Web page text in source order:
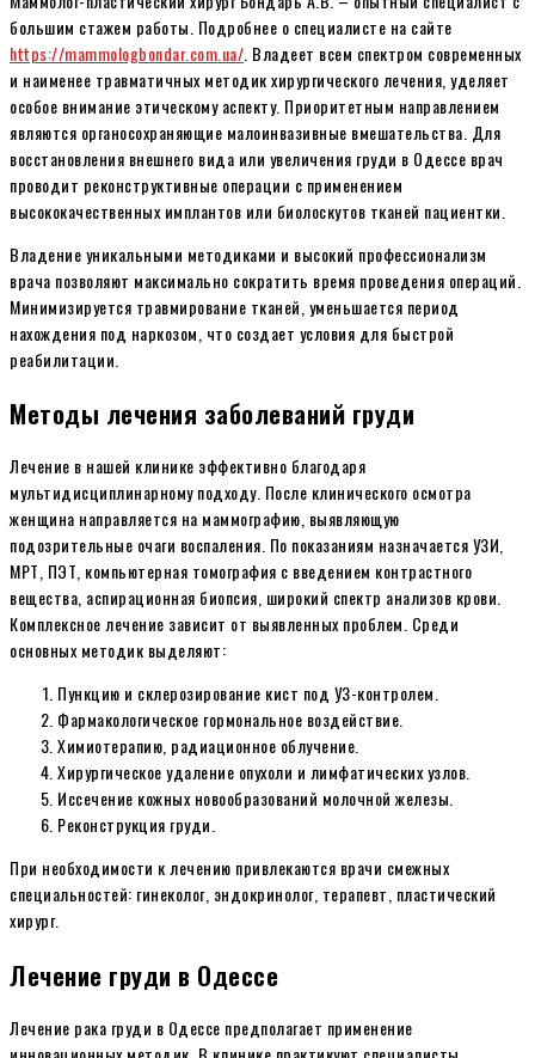
большим стажем работы. Подробнее о специалисте на сайте
https://mammologbondar.com.ua/ . Владеет всем спектром современных
и наименее травматичных методик хирургического лечения, уделяет
особое внимание этическому аспекту. Приоритетным направлением
являются органосохраняющие малоинвазивные вмешательства. Для
восстановления внешнего вида или увеличения груди в Одессе врач
проводит реконструктивные операции с применением
высококачественных имплантов или биолоскутов тканей пациентки.
Владение уникальными методиками и высокий профессионализм
врача позволяют максимально сократить время проведения операций.
Минимизируется травмирование тканей, уменьшается период
нахождения под наркозом, что создает условия для быстрой
реабилитации.
Методы лечения заболеваний груди
Лечение в нашей клинике эффективно благодаря
мультидисциплинарному подходу. После клинического осмотра
женщина направляется на маммографию, выявляющую
подозрительные очаги воспаления. По показаниям назначается УЗИ,
МРТ, ПЭТ, компьютерная томография с введением контрастного
вещества, аспирационная биопсия, широкий спектр анализов крови.
Комплексное лечение зависит от выявленных проблем. Среди
основных методик выделяют:
Пункцию и склерозирование кист под УЗ-контролем.
Фармакологическое гормональное воздействие.
Химиотерапию, радиационное облучение.
Хирургическое удаление опухоли и лимфатических узлов.
Иссечение кожных новообразований молочной железы.
Реконструкция груди.
При необходимости к лечению привлекаются врачи смежных
специальностей: гинеколог, эндокринолог, терапевт, пластический
хирург.
Лечение груди в Одессе
Лечение рака груди в Одессе предполагает применение